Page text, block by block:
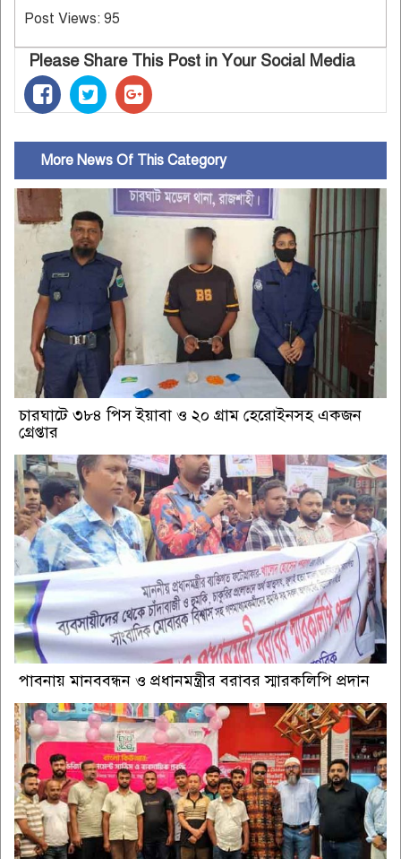
Post Views: 95
Please Share This Post in Your Social Media
More News Of This Category
চারঘাটে ৩৮৪ পিস ইয়াবা ও ২০ গ্রাম হেরোইনসহ একজন
গ্রেপ্তার
পাবনায় মানববন্ধন ও প্রধানমন্ত্রীর বরাবর স্মারকলিপি প্রদান